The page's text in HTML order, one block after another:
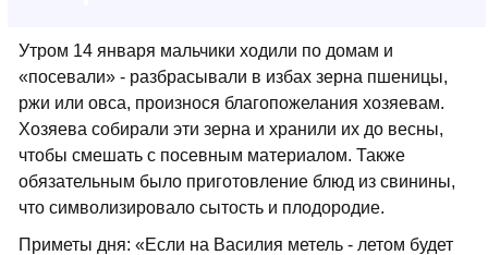
Утром 14 января мальчики ходили по домам и
«посевали» - разбрасывали в избах зерна пшеницы,
ржи или овса, произнося благопожелания хозяевам.
Хозяева собирали эти зерна и хранили их до весны,
чтобы смешать с посевным материалом. Также
обязательным было приготовление блюд из свинины,
что символизировало сытость и плодородие.
Приметы дня: «Если на Василия метель - летом будет